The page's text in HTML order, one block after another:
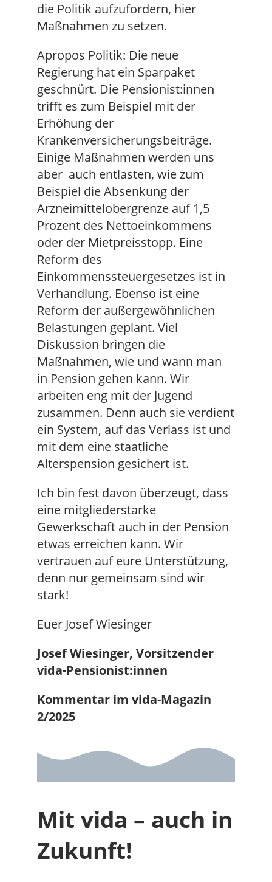
die Politik aufzufordern, hier
Maßnahmen zu setzen.
Apropos Politik: Die neue
Regierung hat ein Sparpaket
geschnürt. Die Pensionist:innen
trifft es zum Beispiel mit der
Erhöhung der
Krankenversicherungsbeiträge.
Einige Maßnahmen werden uns
aber auch entlasten, wie zum
Beispiel die Absenkung der
Arzneimittelobergrenze auf 1,5
Prozent des Nettoeinkommens
oder der Mietpreisstopp. Eine
Reform des
Einkommenssteuergesetzes ist in
Verhandlung. Ebenso ist eine
Reform der außergewöhnlichen
Belastungen geplant. Viel
Diskussion bringen die
Maßnahmen, wie und wann man
in Pension gehen kann. Wir
arbeiten eng mit der Jugend
zusammen. Denn auch sie verdient
ein System, auf das Verlass ist und
mit dem eine staatliche
Alterspension gesichert ist.
Ich bin fest davon überzeugt, dass
eine mitgliederstarke
Gewerkschaft auch in der Pension
etwas erreichen kann. Wir
vertrauen auf eure Unterstützung,
denn nur gemeinsam sind wir
stark!
Euer Josef Wiesinger
Josef Wiesinger, Vorsitzender
vida-Pensionist:innen
Kommentar im vida-Magazin
2/2025
Mit vida – auch in
Zukunft!